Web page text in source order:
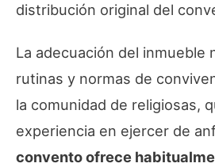
distribución original del
La adecuación del inmueble
rutinas y normas de
la comunidad de religiosas,
experiencia en ejercer de
convento ofrece